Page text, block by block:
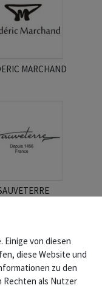
MARCHAND
Einige von diesen
diese Website und
zu den
Rechten als Nutzer